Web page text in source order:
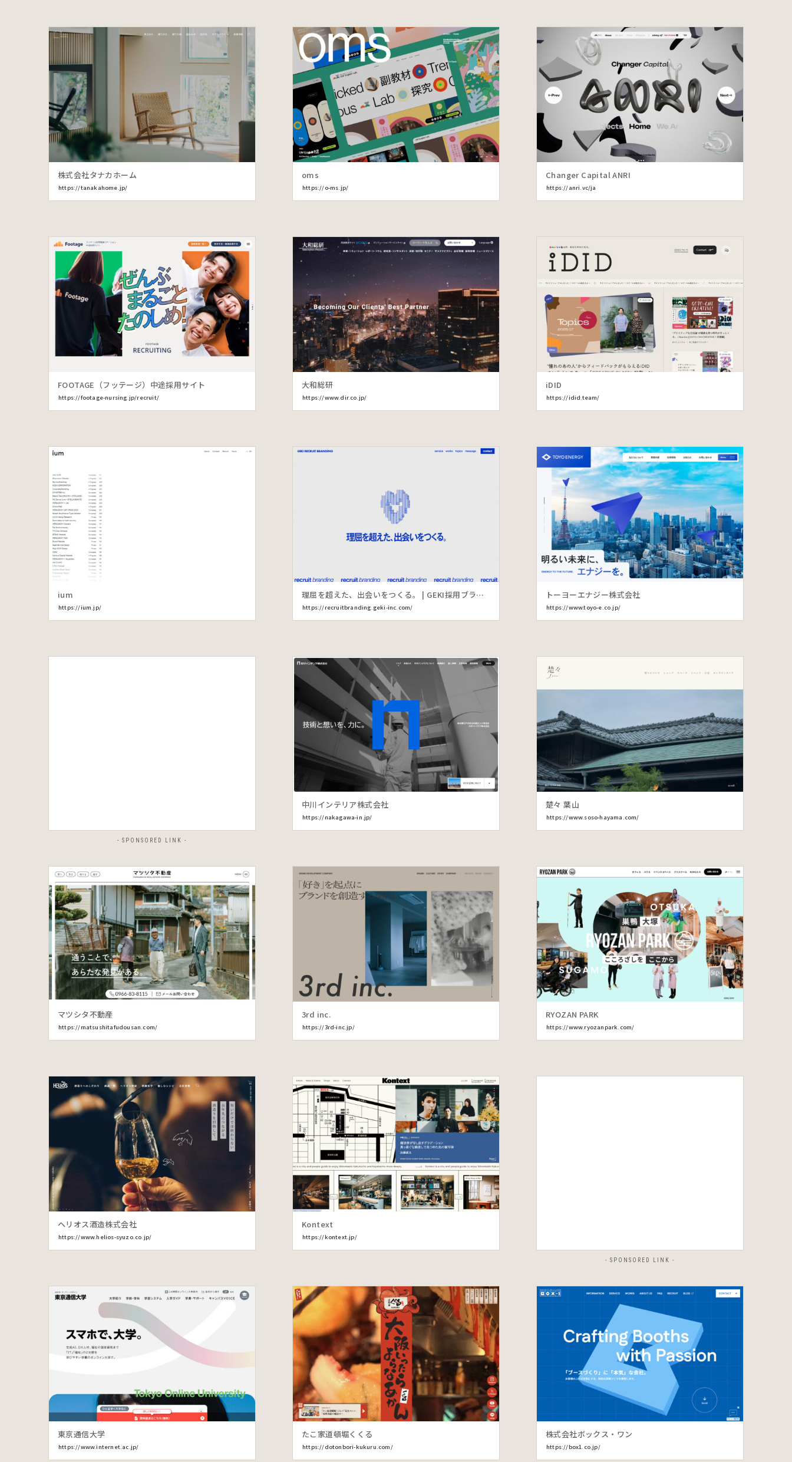
株式会社タナカホーム
https://tanakahome.jp/
oms
https://o-ms.jp/
Changer Capital ANRI
https://anri.vc/ja
FOOTAGE（フッテージ）中途採用サイト
https://footage-nursing.jp/recruit/
大和総研
https://www.dir.co.jp/
iDID
https://idid.team/
ium
https://ium.jp/
理屈を超えた、出会いをつくる。 | GEKI採用ブランディング
https://recruitbranding.geki-inc.com/
トーヨーエナジー株式会社
https://www.toyo-e.co.jp/
- SPONSORED LINK -
中川インテリア株式会社
https://nakagawa-in.jp/
楚々 葉山
https://www.soso-hayama.com/
マツシタ不動産
https://matsushitafudousan.com/
3rd inc.
https://3rd-inc.jp/
RYOZAN PARK
https://www.ryozanpark.com/
ヘリオス酒造株式会社
https://www.helios-syuzo.co.jp/
Kontext
https://kontext.jp/
- SPONSORED LINK -
東京通信大学
https://www.internet.ac.jp/
たこ家道頓堀くくる
https://dotonbori-kukuru.com/
株式会社ボックス・ワン
https://box1.co.jp/